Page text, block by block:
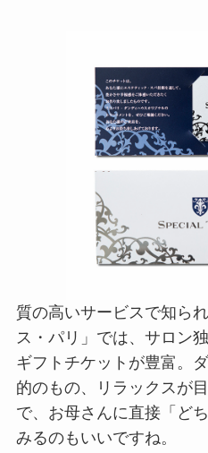
質の高いサービスで知ら
ス・パリ」では、サロン
ギフトチケットが豊富。
的のもの、リラックスが
で、お母さんに直接「ど
みるのもいいですね。